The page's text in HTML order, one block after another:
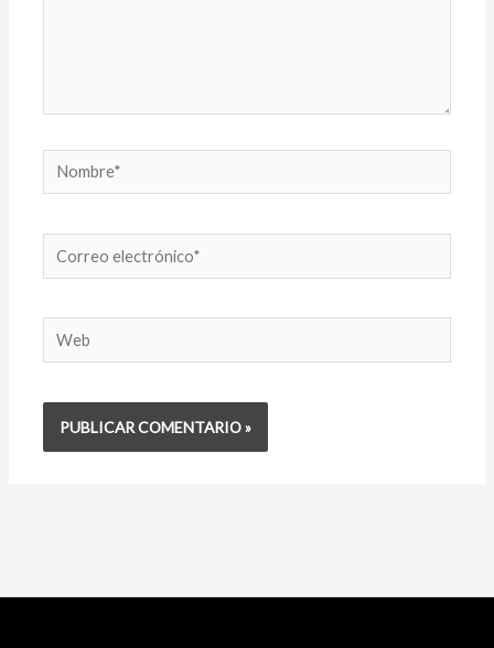
Nombre*
Correo
electrónico*
Web